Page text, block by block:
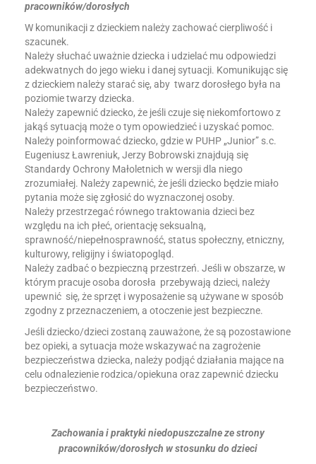
pracowników/dorosłych
W komunikacji z dzieckiem należy zachować cierpliwość i
szacunek.
Należy słuchać uważnie dziecka i udzielać mu odpowiedzi
adekwatnych do jego wieku i danej sytuacji. Komunikując się
z dzieckiem należy starać się, aby twarz dorosłego była na
poziomie twarzy dziecka.
Należy zapewnić dziecko, że jeśli czuje się niekomfortowo z
jakąś sytuacją może o tym opowiedzieć i uzyskać pomoc.
Należy poinformować dziecko, gdzie w PUHP „Junior” s.c.
Eugeniusz Ławreniuk, Jerzy Bobrowski znajdują się
Standardy Ochrony Małoletnich w wersji dla niego
zrozumiałej. Należy zapewnić, że jeśli dziecko będzie miało
pytania może się zgłosić do wyznaczonej osoby.
Należy przestrzegać równego traktowania dzieci bez
względu na ich płeć, orientację seksualną,
sprawność/niepełnosprawność, status społeczny, etniczny,
kulturowy, religijny i światopogląd.
Należy zadbać o bezpieczną przestrzeń. Jeśli w obszarze, w
którym pracuje osoba dorosła przebywają dzieci, należy
upewnić się, że sprzęt i wyposażenie są używane w sposób
zgodny z przeznaczeniem, a otoczenie jest bezpieczne.
Jeśli dziecko/dzieci zostaną zauważone, że są pozostawione
bez opieki, a sytuacja może wskazywać na zagrożenie
bezpieczeństwa dziecka, należy podjąć działania mające na
celu odnalezienie rodzica/opiekuna oraz zapewnić dziecku
bezpieczeństwo.
Zachowania i praktyki niedopuszczalne ze strony
pracowników/dorosłych w stosunku do dzieci